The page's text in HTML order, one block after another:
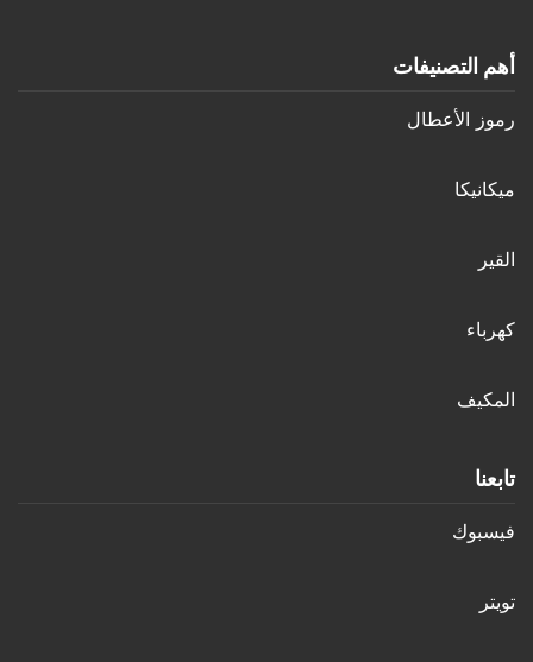
أهم التصنيفات
رموز الأعطال
ميكانيكا
القير
كهرباء
المكيف
تابعنا
فيسبوك
تويتر